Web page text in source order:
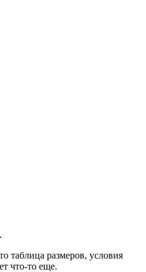
таблица размеров, условия
что-то еще.